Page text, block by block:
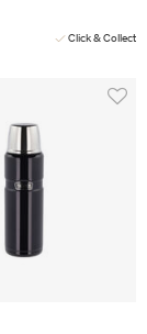
Click & Collect